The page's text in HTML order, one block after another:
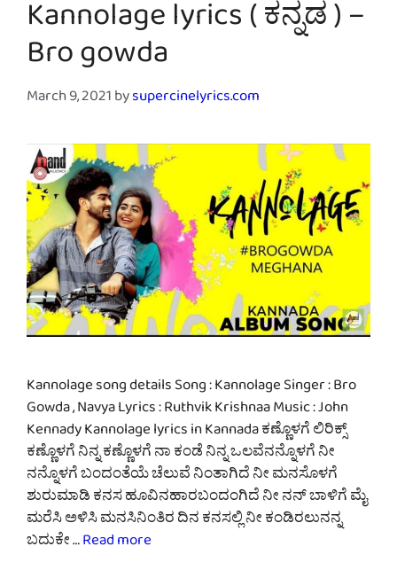
Kannolage lyrics ( ಕನ್ನಡ ) –
Bro gowda
March 9, 2021bysupercinelyrics.com
Kannolage song details Song : Kannolage Singer : Bro
Gowda , Navya Lyrics : Ruthvik Krishnaa Music : John
Kennady Kannolage lyrics in Kannada ಕಣ್ಣೊಳಗೆ ಲಿರಿಕ್ಸ್
ಕಣ್ಣೊಳಗೆ ನಿನ್ನ ಕಣ್ಣೊಳಗೆ ನಾ ಕಂಡೆ ನಿನ್ನ ಒಲವೆನನ್ನೊಳಗೆ ನೀ
ನನ್ನೊಳಗೆ ಬಂದಂತೆಯೆ ಚೆಲುವೆ ನಿಂತಾಗಿದೆ ನೀ ಮನಸೊಳಗೆ
ಶುರುಮಾಡಿ ಕನಸ ಹೂವಿನಹಾರಬಂದಂಗಿದೆ ನೀ ನನ್ ಬಾಳಿಗೆ ಮೈ
ಮರೆಸಿ ಅಳಿಸಿ ಮನಸಿನಿಂತಿರ ದಿನ ಕನಸಲ್ಲಿ ನೀ ಕಂಡಿರಲುನನ್ನ
ಬದುಕೇ …Read more